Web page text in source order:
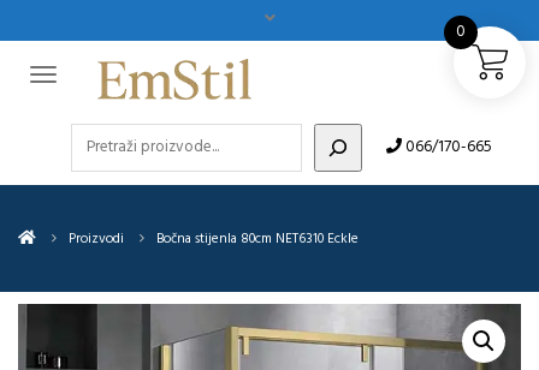
066/170-665
Proizvodi Bočna stijenla 80cm NET6310 Eckle
0